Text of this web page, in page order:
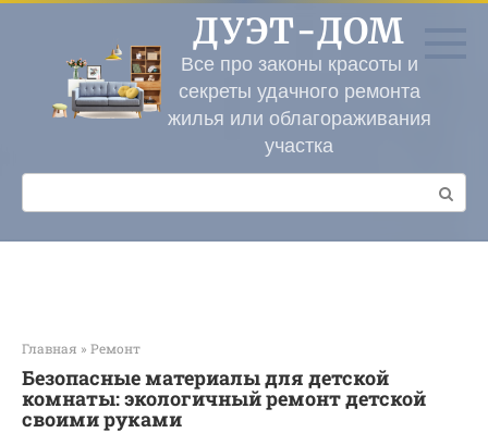
Перейти
контенту
ДУЭТ-ДОМ
Все про законы красоты и
секреты удачного ремонта
жилья или облагораживания
участка
Поиск:
Главная » Ремонт
Безопасные материалы для детской
комнаты: экологичный ремонт детской
своими руками